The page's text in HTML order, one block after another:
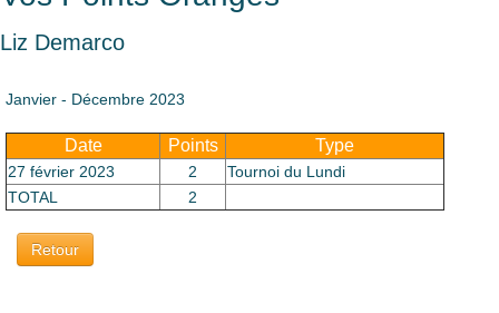
Classement
Liz Demarco
Janvier - Décembre 2023
Date Points Type
27 février 2023 2
Tournoi du Lundi
TOTAL
2
Retour